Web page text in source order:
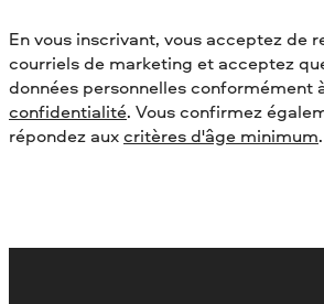
En vous inscrivant, vous acceptez de
courriels de marketing et acceptez
données personnelles conformément
confidentialité. Vous confirmez
répondez auxcritères d'âge minimum.